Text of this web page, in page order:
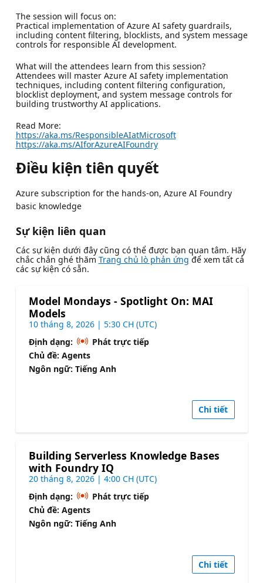
The session will focus on:
Practical implementation of Azure AI safety guardrails,
including content filtering, blocklists, and system message
controls for responsible AI development.
What will the attendees learn from this session?
Attendees will master Azure AI safety implementation
techniques, including content filtering configuration,
blocklist deployment, and system message controls for
building trustworthy AI applications.
Read More:
https://aka.ms/ResponsibleAIatMicrosoft
https://aka.ms/AIforAzureAIFoundry
Điều kiện tiên quyết
Azure subscription for the hands-on, Azure AI Foundry
basic knowledge
Sự kiện liên quan
Các sự kiện dưới đây cũng có thể được bạn quan tâm. Hãy
chắc chắn ghé thăm Trang chủ lò phản ứng để xem tất cả
các sự kiện có sẵn.
Model Mondays - Spotlight On: MAI
Models
10 tháng 8, 2026 | 5:30 CH (UTC)
Định dạng:
Phát trực tiếp
Chủ đề: Agents
Ngôn ngữ: Tiếng Anh
Chi tiết
Building Serverless Knowledge Bases
with Foundry IQ
20 tháng 8, 2026 | 4:00 CH (UTC)
Định dạng:
Phát trực tiếp
Chủ đề: Agents
Ngôn ngữ: Tiếng Anh
Chi tiết